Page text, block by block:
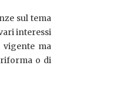
sul tema
interessi
vigente ma
o di